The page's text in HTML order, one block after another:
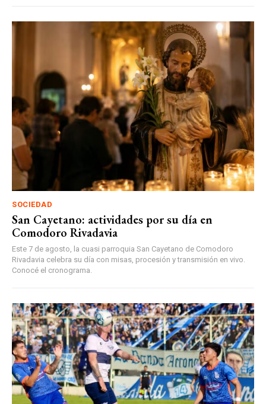
SOCIEDAD
San Cayetano: actividades por su día en
Comodoro Rivadavia
Este 7 de agosto, la cuasi parroquia San Cayetano de Comodoro
Rivadavia celebra su día con misas, procesión y transmisión en vivo.
Conocé el cronograma.